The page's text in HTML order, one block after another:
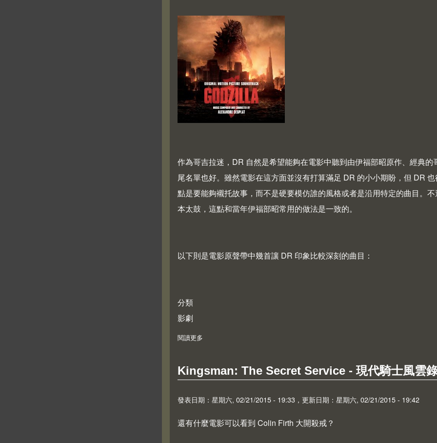
作為哥吉拉迷，DR 自然是希望能夠在電影中聽到由伊福部昭原作、經典
尾名單也好。雖然電影在這方面並沒有打算滿足 DR 的小小期盼，但 DR
點是要能夠襯托故事，而不是硬要模仿誰的風格或者是沿用特定的曲目。
本太鼓，這點和當年伊福部昭常用的做法是一致的。
以下則是電影原聲帶中幾首讓 DR 印象比較深刻的曲目：
分類
影劇
閱讀更多
Kingsman: The Secret Service - 現代騎士風雲
發表日期：星期六, 02/21/2015 - 19:33，更新日期：星期六, 02/21/2015 - 19:42
還有什麼電影可以看到 Colin Firth 大開殺戒？